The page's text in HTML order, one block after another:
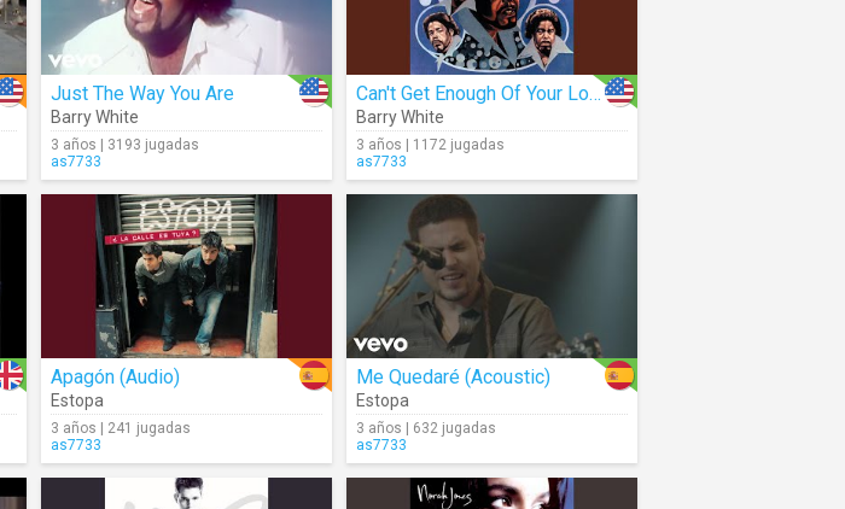
Just The Way You Are
Barry White
3 años | 3193 jugadas
as7733
Can't Get Enough Of Your Love, Babe (Audio)
Barry White
3 años | 1172 jugadas
as7733
Apagón (Audio)
Estopa
3 años | 241 jugadas
as7733
Me Quedaré (Acoustic)
Estopa
3 años | 632 jugadas
as7733